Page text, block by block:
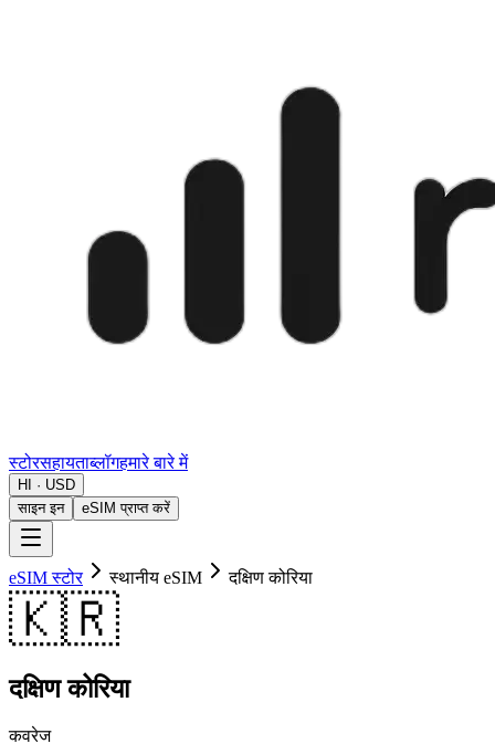
स्टोरसहायताब्लॉगहमारे बारे में
HI · USD
साइन इन
eSIM प्राप्त करें
eSIM स्टोर स्थानीय eSIM दक्षिण कोरिया
🇰🇷
दक्षिण कोरिया
कवरेज